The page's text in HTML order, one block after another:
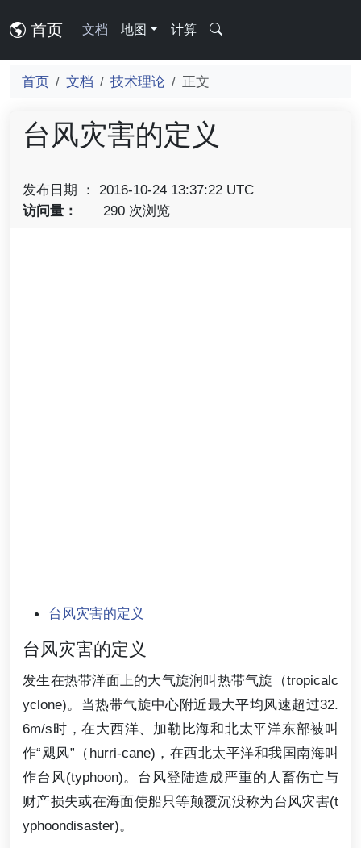
首页 文档 地图 计算
首页 文档 技术理论 正文
台风灾害的定义
发布日期 ： 2016-10-24 13:37:22 UTC
访问量：
290 次浏览
台风灾害的定义
台风灾害的定义
发生在热带洋面上的大气旋润叫热带气旋（tropicalc
yclone)。当热带气旋中心附近最大平均风速超过32.
6m/s时，在大西洋、加勒比海和北太平洋东部被叫
作“飓风”（hurri-cane)，在西北太平洋和我国南海叫
作台风(typhoon)。台风登陆造成严重的人畜伤亡与
财产损失或在海面使船只等颠覆沉没称为台风灾害(t
yphoondisaster)。